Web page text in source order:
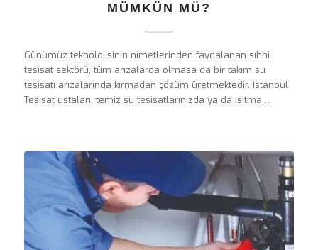
MÜMKÜN MÜ?
Günümüz teknolojisinin nimetlerinden faydalanan sıhhi
tesisat sektörü, tüm arızalarda olmasa da bir takım su
tesisatı arızalarında kırmadan çözüm üretmektedir. İstanbul
Tesisat ustaları, temiz su tesisatlarınızda ya da ısıtma…